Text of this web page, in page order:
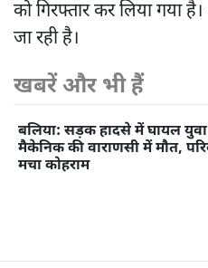
को गिरफ्तार कर लिया गया
जा रही है।
खबरें और भी हैं
बलिया: सड़क हादसे में घायल युवा
मैकेनिक की वाराणसी में मौत,
मचा कोहराम